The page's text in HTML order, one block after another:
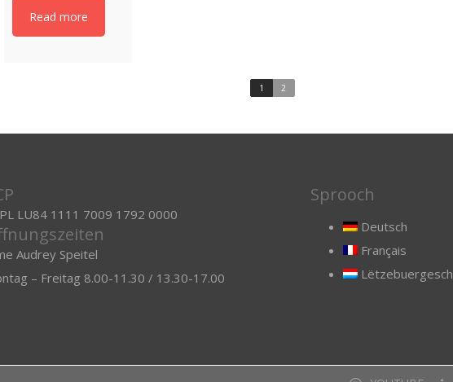
Read more
1 2
LU84 1111 7009 1792 0000
Audrey Speitel
– Freitag 8.00-11.30 / 13.30-17.00
Sprooch
Deutsch
Français
Lëtzebuergesch